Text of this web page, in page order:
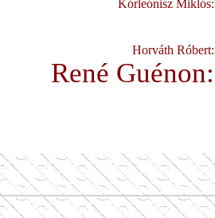
Kórleónisz Miklós:
Horváth Róbert:
René Guénon: